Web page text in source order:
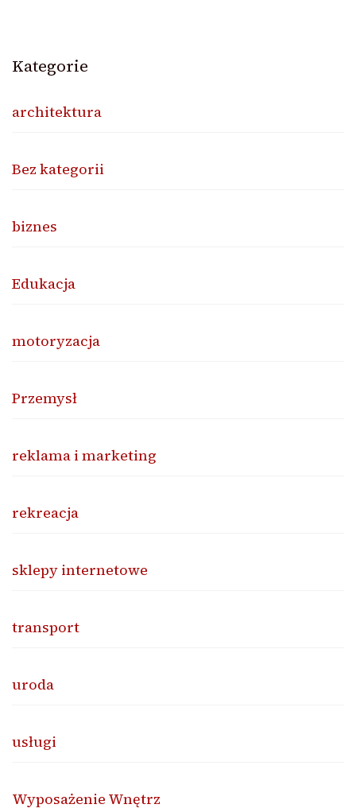
Kategorie
architektura
Bez kategorii
biznes
Edukacja
motoryzacja
Przemysł
reklama i marketing
rekreacja
sklepy internetowe
transport
uroda
usługi
Wyposażenie Wnętrz